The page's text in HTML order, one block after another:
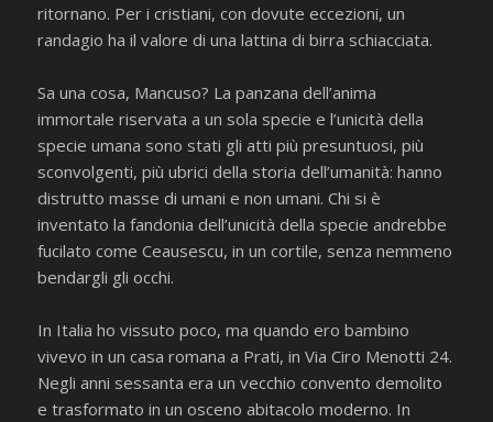
ritornano. Per i cristiani, con dovute eccezioni, un
randagio ha il valore di una lattina di birra schiacciata.
Sa una cosa, Mancuso? La panzana dell’anima
immortale riservata a un sola specie e l’unicità della
specie umana sono stati gli atti più presuntuosi, più
sconvolgenti, più ubrici della storia dell’umanità: hanno
distrutto masse di umani e non umani. Chi si è
inventato la fandonia dell’unicità della specie andrebbe
fucilato come Ceausescu, in un cortile, senza nemmeno
bendargli gli occhi.
In Italia ho vissuto poco, ma quando ero bambino
vivevo in un casa romana a Prati, in Via Ciro Menotti 24.
Negli anni sessanta era un vecchio convento demolito
e trasformato in un osceno abitacolo moderno. In